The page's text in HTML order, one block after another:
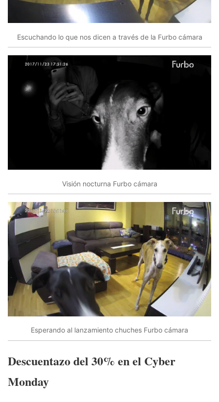
Escuchando lo que nos dicen a través de la Furbo cámara
Visión nocturna Furbo cámara
Esperando al lanzamiento chuches Furbo cámara
Descuentazo del 30% en el Cyber
Monday